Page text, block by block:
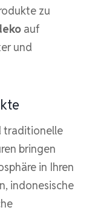
zu
auf
und
traditionelle
bringen
in Ihren
indonesische